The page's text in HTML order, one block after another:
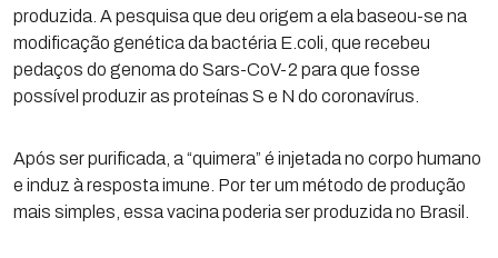
produzida. A pesquisa que deu origem a ela baseou-se na
modificação genética da bactéria E.coli, que recebeu
pedaços do genoma do Sars-CoV-2 para que fosse
possível produzir as proteínas S e N do coronavírus.
Após ser purificada, a “quimera” é injetada no corpo humano
e induz à resposta imune. Por ter um método de produção
mais simples, essa vacina poderia ser produzida no Brasil.